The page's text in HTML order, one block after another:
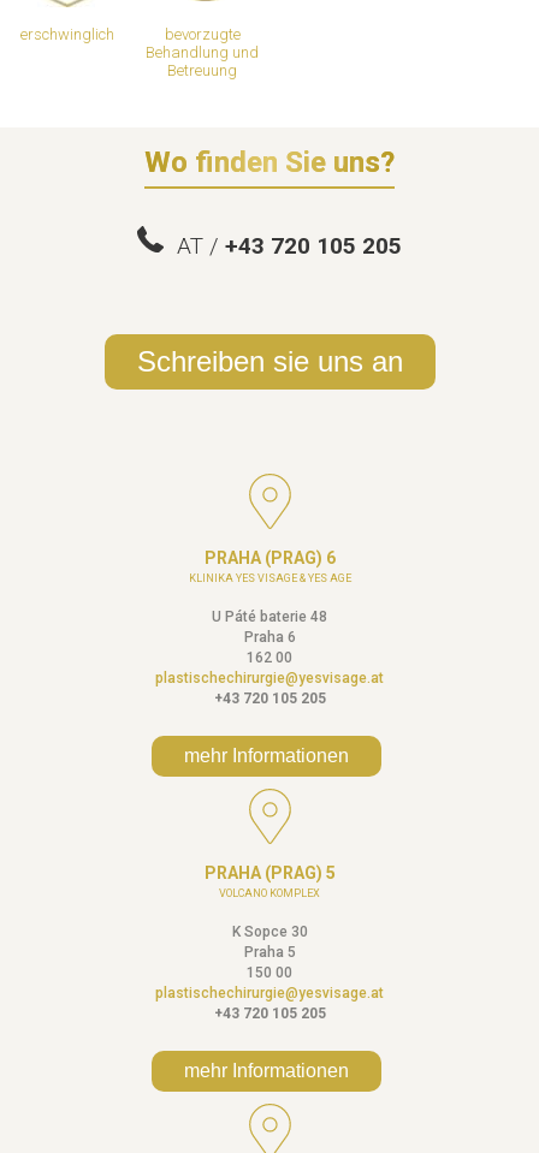
erschwinglich
bevorzugte
Behandlung und
Betreuung
Wo finden Sie uns?
AT / +43 720 105 205
Schreiben sie uns an
PRAHA (PRAG) 6
KLINIKA YES VISAGE & YES AGE
U Páté baterie 48
Praha 6
162 00
plastischechirurgie@yesvisage.at
+43 720 105 205
mehr Informationen
PRAHA (PRAG) 5
VOLCANO KOMPLEX
K Sopce 30
Praha 5
150 00
plastischechirurgie@yesvisage.at
+43 720 105 205
mehr Informationen